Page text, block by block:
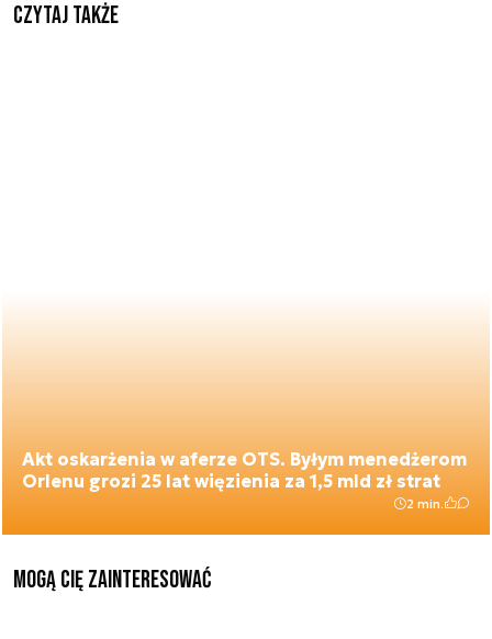
Czytaj także
Akt oskarżenia w aferze OTS. Byłym menedżerom
Orlenu grozi 25 lat więzienia za 1,5 mld zł strat
2 min.
Mogą Cię zainteresować